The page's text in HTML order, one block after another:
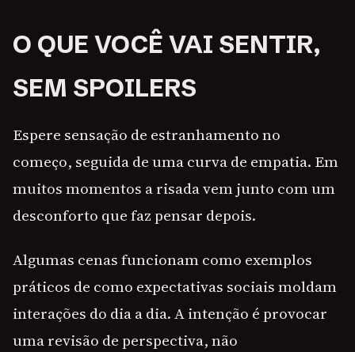
O QUE VOCÊ VAI SENTIR,
SEM SPOILERS
Espere sensação de estranhamento no
começo, seguida de uma curva de empatia. Em
muitos momentos a risada vem junto com um
desconforto que faz pensar depois.
Algumas cenas funcionam como exemplos
práticos de como expectativas sociais moldam
interações do dia a dia. A intenção é provocar
uma revisão de perspectiva, não